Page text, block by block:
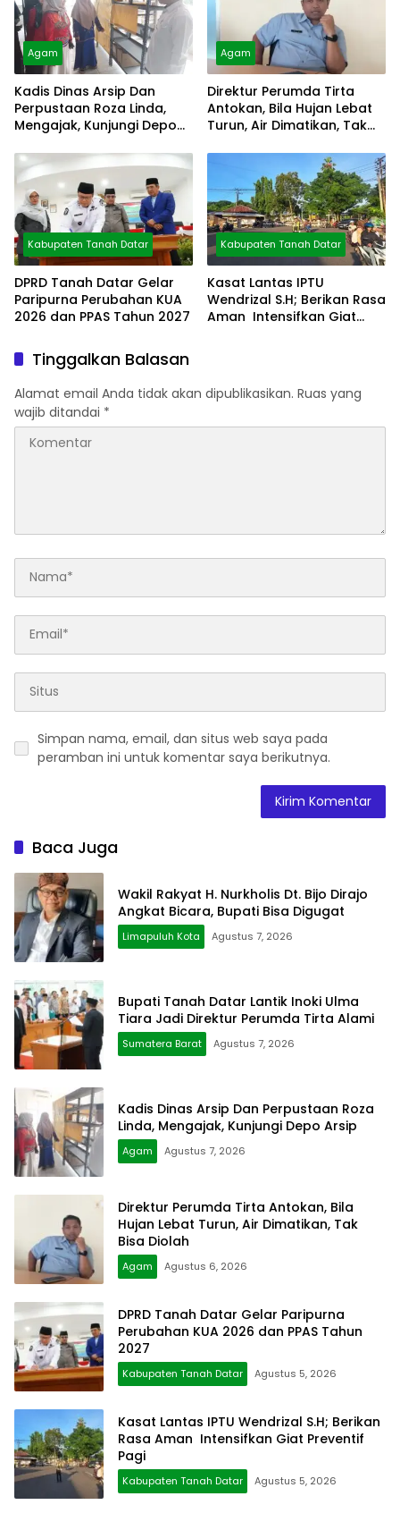
Agam
Kadis Dinas Arsip Dan
Perpustaan Roza Linda,
Mengajak, Kunjungi Depo
Agam
Direktur Perumda Tirta
Antokan, Bila Hujan Lebat
Turun, Air Dimatikan, Tak
Kabupaten Tanah Datar
DPRD Tanah Datar Gelar
Paripurna Perubahan KUA
2026 dan PPAS Tahun 2027
Kabupaten Tanah Datar
Kasat Lantas IPTU
Wendrizal S.H; Berikan Rasa
Aman Intensifkan Giat
Tinggalkan Balasan
Alamat email Anda tidak akan dipublikasikan. Ruas yang
wajib ditandai *
Simpan nama, email, dan situs web saya pada
peramban ini untuk komentar saya berikutnya.
Baca Juga
Wakil Rakyat H. Nurkholis Dt. Bijo Dirajo
Angkat Bicara, Bupati Bisa Digugat
Limapuluh Kota Agustus 7, 2026
Bupati Tanah Datar Lantik Inoki Ulma
Tiara Jadi Direktur Perumda Tirta Alami
Sumatera Barat Agustus 7, 2026
Kadis Dinas Arsip Dan Perpustaan Roza
Linda, Mengajak, Kunjungi Depo Arsip
Agam Agustus 7, 2026
Direktur Perumda Tirta Antokan, Bila
Hujan Lebat Turun, Air Dimatikan, Tak
Bisa Diolah
Agam Agustus 6, 2026
DPRD Tanah Datar Gelar Paripurna
Perubahan KUA 2026 dan PPAS Tahun
2027
Kabupaten Tanah Datar Agustus 5, 2026
Kasat Lantas IPTU Wendrizal S.H; Berikan
Rasa Aman Intensifkan Giat Preventif
Pagi
Kabupaten Tanah Datar Agustus 5, 2026